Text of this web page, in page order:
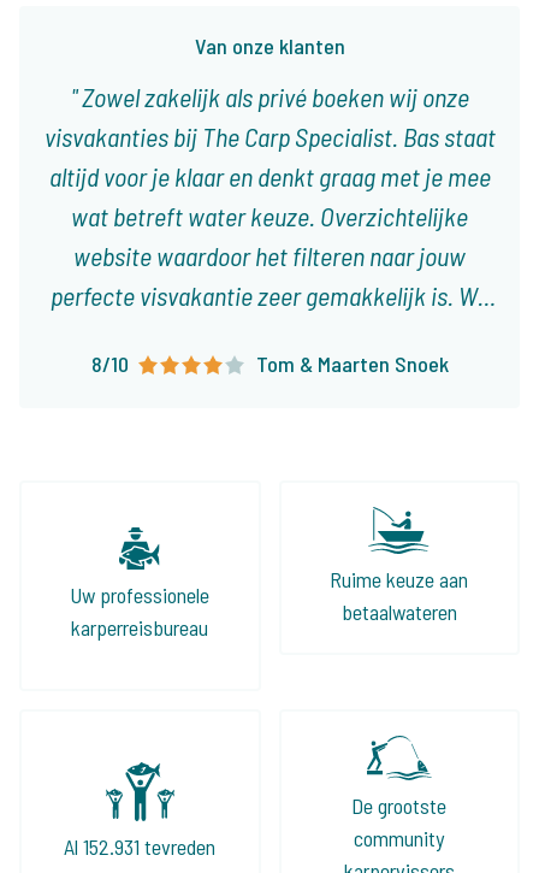
Van onze klanten
Zowel zakelijk als privé boeken wij onze
visvakanties bij The Carp Specialist. Bas staat
altijd voor je klaar en denkt graag met je mee
wat betreft water keuze. Overzichtelijke
website waardoor het filteren naar jouw
perfecte visvakantie zeer gemakkelijk is. Wij
The Carp Specialist en zullen dat zonder
8/10 Tom & Maarten Snoek
Uw professionele
karperreisbureau
Ruime keuze aan
betaalwateren
Al 152.931 tevreden
De grootste
community